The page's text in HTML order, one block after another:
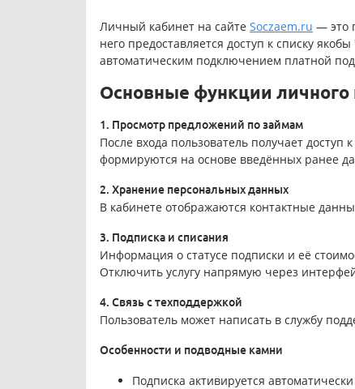
Личный кабинет на сайтеSoczaem.ru — это
него предоставляется доступ к списку
автоматическим подключением платной
Основные функции личного
1. Просмотр предложений по займам
После входа пользователь получает
формируются на основе введённых ранее
2. Хранение персональных данных
В кабинете отображаются контактные
3. Подписка и списания
Информация о статусе подписки и её
Отключить услугу напрямую через
4. Связь с техподдержкой
Пользователь может написать в службу
Особенности и подводные камни
Подписка активируется